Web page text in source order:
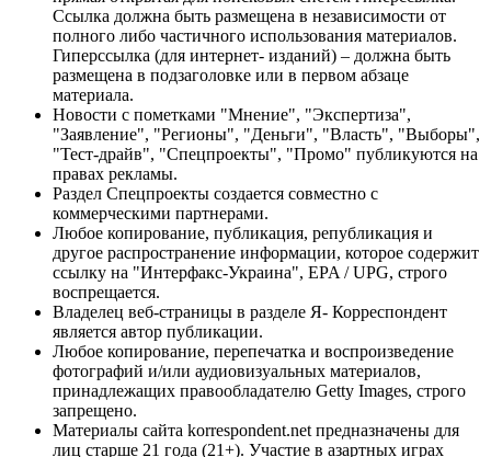
Ссылка должна быть размещена в независимости от
полного либо частичного использования материалов.
Гиперссылка (для интернет- изданий) – должна быть
размещена в подзаголовке или в первом абзаце
материала.
Новости с пометками "Мнение", "Экспертиза",
"Заявление", "Регионы", "Деньги", "Власть", "Выборы",
"Тест-драйв", "Спецпроекты", "Промо" публикуются на
правах рекламы.
Раздел Спецпроекты создается совместно с
коммерческими партнерами.
Любое копирование, публикация, републикация и
другое распространение информации, которое содержит
ссылку на "Интерфакс-Украина", EPA / UPG, строго
воспрещается.
Владелец веб-страницы в разделе Я- Корреспондент
является автор публикации.
Любое копирование, перепечатка и воспроизведение
фотографий и/или аудиовизуальных материалов,
принадлежащих правообладателю Getty Images, строго
запрещено.
Материалы сайта korrespondent.net предназначены для
лиц старше 21 года (21+). Участие в азартных играх